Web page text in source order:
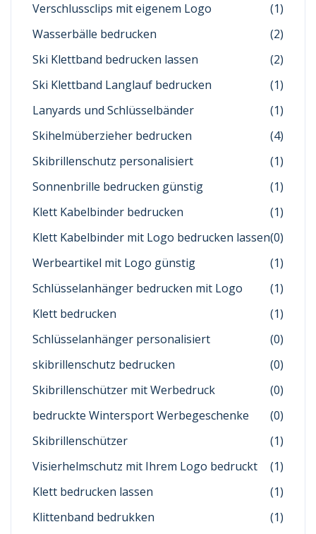
Verschlussclips mit eigenem Logo
(1)
Wasserbälle bedrucken
(2)
Ski Klettband bedrucken lassen
(2)
Ski Klettband Langlauf bedrucken
(1)
Lanyards und Schlüsselbänder
(1)
Skihelmüberzieher bedrucken
(4)
Skibrillenschutz personalisiert
(1)
Sonnenbrille bedrucken günstig
(1)
Klett Kabelbinder bedrucken
(1)
Klett Kabelbinder mit Logo bedrucken lassen(0)
Werbeartikel mit Logo günstig
(1)
Schlüsselanhänger bedrucken mit Logo
(1)
Klett bedrucken
(1)
Schlüsselanhänger personalisiert
(0)
skibrillenschutz bedrucken
(0)
Skibrillenschützer mit Werbedruck
(0)
bedruckte Wintersport Werbegeschenke
(0)
Skibrillenschützer
(1)
Visierhelmschutz mit Ihrem Logo bedruckt
(1)
Klett bedrucken lassen
(1)
Klittenband bedrukken
(1)